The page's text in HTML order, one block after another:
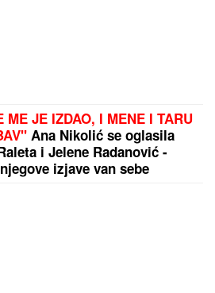
ME JE IZDAO, I MENE I TARU
Ana Nikolić se oglasila
i Jelene Radanović -
izjave van sebe